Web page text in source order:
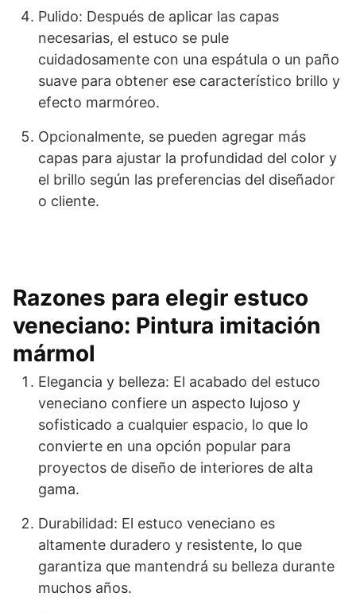
Pulido: Después de aplicar las capas
necesarias, el estuco se pule
cuidadosamente con una espátula o un paño
suave para obtener ese característico brillo y
efecto marmóreo.
Opcionalmente, se pueden agregar más
capas para ajustar la profundidad del color y
el brillo según las preferencias del diseñador
o cliente.
Razones para elegir estuco
veneciano: Pintura imitación
mármol
Elegancia y belleza: El acabado del estuco
veneciano confiere un aspecto lujoso y
sofisticado a cualquier espacio, lo que lo
convierte en una opción popular para
proyectos de diseño de interiores de alta
gama.
Durabilidad: El estuco veneciano es
altamente duradero y resistente, lo que
garantiza que mantendrá su belleza durante
muchos años.